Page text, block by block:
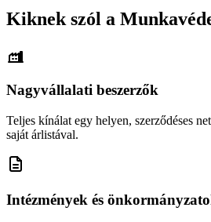
Kiknek szól a
Nagyvállalati beszerzők
Teljes kínálat egy helyen, szerződéses
saját árlistával.
Intézmények és